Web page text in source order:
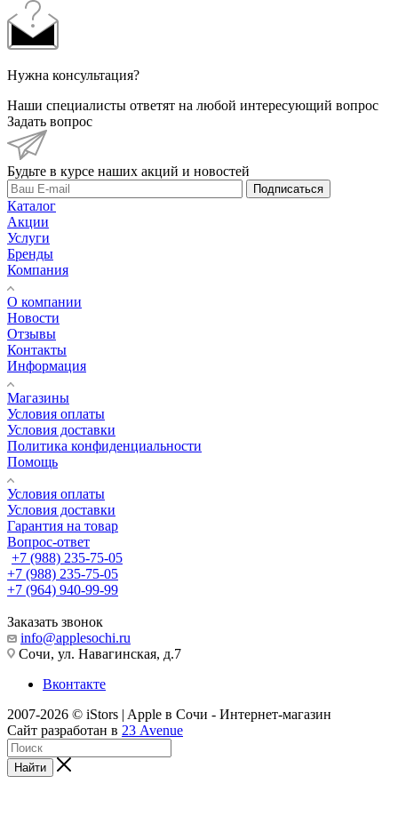
Нужна консультация?
Наши специалисты ответят на любой интересующий вопрос
Задать вопрос
Будьте в курсе наших акций и новостей
Подписаться
Каталог
Акции
Услуги
Бренды
Компания
О компании
Новости
Отзывы
Контакты
Информация
Магазины
Условия оплаты
Условия доставки
Политика конфиденциальности
Помощь
Условия оплаты
Условия доставки
Гарантия на товар
Вопрос-ответ
+7 (988) 235-75-05
+7 (988) 235-75-05
+7 (964) 940-99-99
Заказать звонок
info@applesochi.ru
Сочи, ул. Навагинская, д.7
Вконтакте
2007-2026 © iStors | Apple в Сочи - Интернет-магазин
Сайт разработан в 23 Avenue
Найти